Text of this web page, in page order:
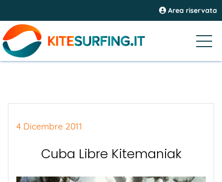
Area riservata
4 Dicembre 2011
Cuba Libre Kitemaniak